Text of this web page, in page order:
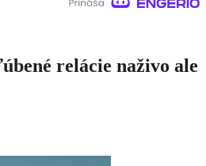
relácie naživo ale